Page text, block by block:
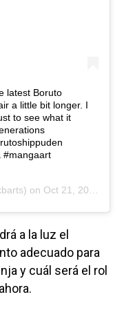
latest Boruto
a little bit longer. I
to see what it
#mangaart
on Oct 21, 2020 at 8:38am PDT
a la luz el
adecuado para
y cuál será el rol